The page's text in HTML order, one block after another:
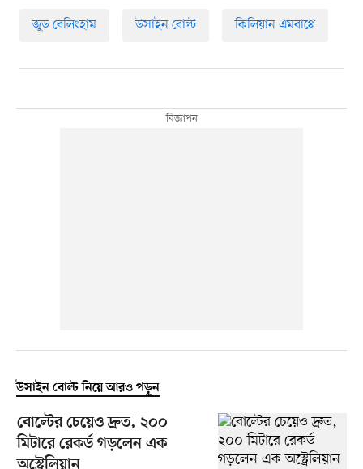
জুড বেলিংহাম উসাইন বোল্ট কিলিয়ান এমবাপ্পে
উসাইন বোল্ট নিয়ে আরও পড়ুন
বোল্টের চেয়েও দ্রুত, ২০০
মিটারে রেকর্ড গড়লেন এক
অস্ট্রেলিয়ান